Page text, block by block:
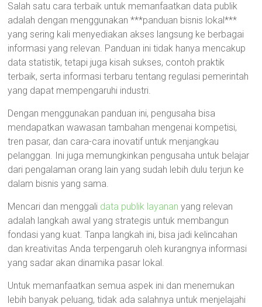
Salah satu cara terbaik untuk memanfaatkan data publik
adalah dengan menggunakan ***panduan bisnis lokal***
yang sering kali menyediakan akses langsung ke berbagai
informasi yang relevan. Panduan ini tidak hanya mencakup
data statistik, tetapi juga kisah sukses, contoh praktik
terbaik, serta informasi terbaru tentang regulasi pemerintah
yang dapat mempengaruhi industri.
Dengan menggunakan panduan ini, pengusaha bisa
mendapatkan wawasan tambahan mengenai kompetisi,
tren pasar, dan cara-cara inovatif untuk menjangkau
pelanggan. Ini juga memungkinkan pengusaha untuk belajar
dari pengalaman orang lain yang sudah lebih dulu terjun ke
dalam bisnis yang sama.
Mencari dan menggali data publik layanan yang relevan
adalah langkah awal yang strategis untuk membangun
fondasi yang kuat. Tanpa langkah ini, bisa jadi kelincahan
dan kreativitas Anda terpengaruh oleh kurangnya informasi
yang sadar akan dinamika pasar lokal.
Untuk memanfaatkan semua aspek ini dan menemukan
lebih banyak peluang, tidak ada salahnya untuk menjelajahi